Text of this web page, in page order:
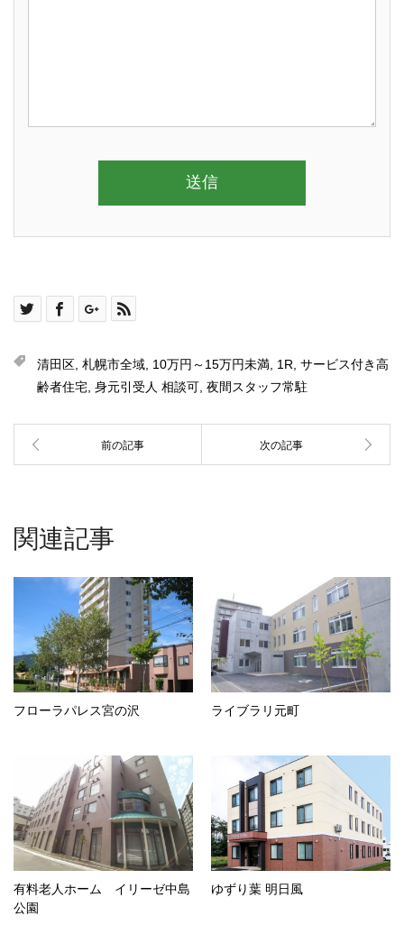
清田区 札幌市全域 10万円～15万円未満 1R サービス付き高
齢者住宅 身元引受人 相談可 夜間スタッフ常駐
関連記事
フローラパレス宮の沢 ライブラリ元町
有料老人ホーム イリーゼ中島
公園
ゆずり葉 明日風